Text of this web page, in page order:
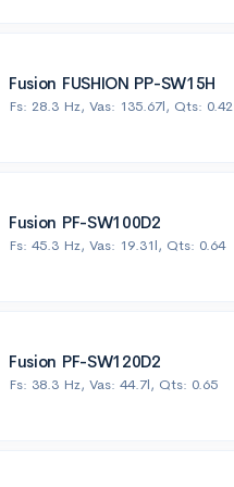
Fusion FUSHION PP-SW15H
Fs: 28.3 Hz, Vas: 135.67l, Qts: 0.42
Fusion PF-SW100D2
Fs: 45.3 Hz, Vas: 19.31l, Qts: 0.64
Fusion PF-SW120D2
Fs: 38.3 Hz, Vas: 44.7l, Qts: 0.65